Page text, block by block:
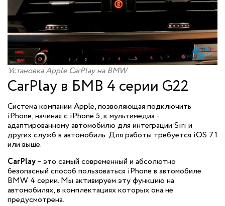
Установка Apple CarPlay на BMW
CarPlay в БМВ 4 серии G22
Система компании Apple, позволяющая подключить
iPhone, начиная с iPhone 5, к мультимедиа -
адаптированному автомобилю для интеграции Siri и
других служб в автомобиль. Для работы требуется iOS 7.1
или выше.
CarPlay– это самый современный и абсолютно
безопасный способ пользоваться iPhone в автомобиле
BMW 4 серии. Мы активируем эту функцию на
автомобилях, в комплектациях которых она не
предусмотрена.